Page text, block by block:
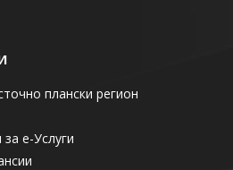
плански регион
е-Услуги